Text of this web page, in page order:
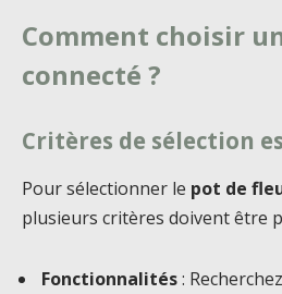
Comment choisir
connecté ?
Critères de sélection
Pour sélectionner le pot de
plusieurs critères doivent être
Fonctionnalités: